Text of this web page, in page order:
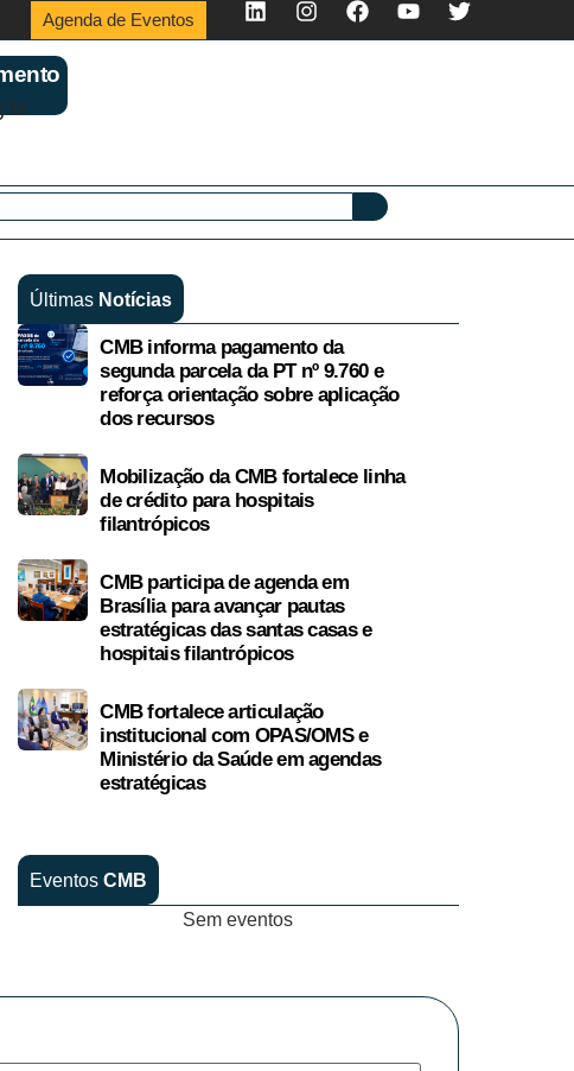
Agenda de Eventos
Últimas Notícias
CMB informa pagamento da
segunda parcela da PT nº 9.760 e
reforça orientação sobre aplicação
dos recursos
Mobilização da CMB fortalece linha
de crédito para hospitais
filantrópicos
CMB participa de agenda em
Brasília para avançar pautas
estratégicas das santas casas e
hospitais filantrópicos
CMB fortalece articulação
institucional com OPAS/OMS e
Ministério da Saúde em agendas
estratégicas
Eventos CMB
Sem eventos